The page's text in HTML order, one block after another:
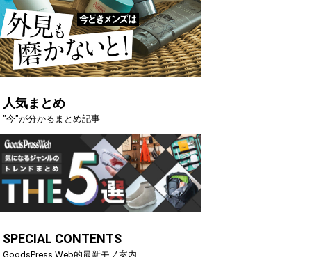
人気まとめ
"今"が分かるまとめ記事
SPECIAL CONTENTS
GoodsPress Web的最新モノ案内